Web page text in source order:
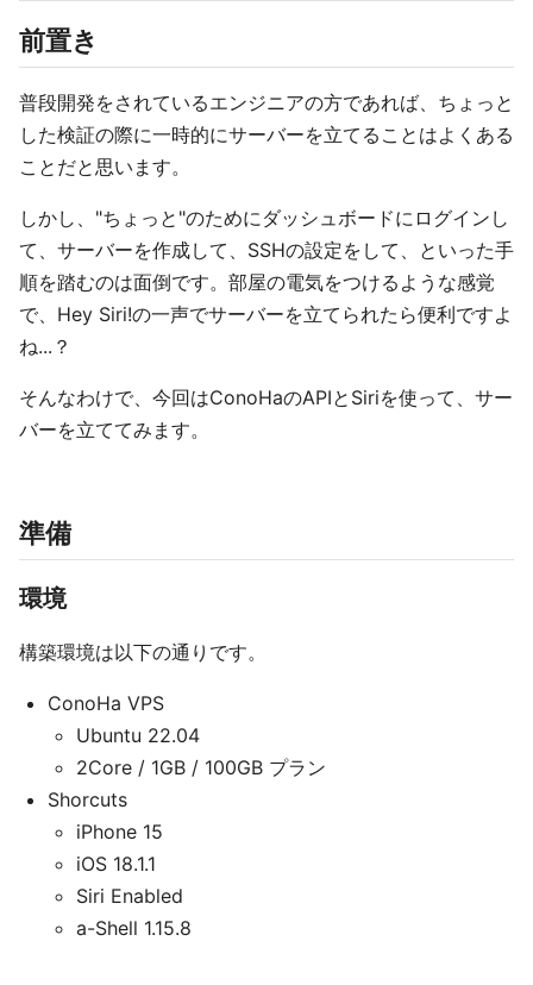
前置き
普段開発をされているエンジニアの方であれば、ちょっと
した検証の際に一時的にサーバーを立てることはよくある
ことだと思います。
しかし、"ちょっと"のためにダッシュボードにログインし
て、サーバーを作成して、SSHの設定をして、といった手
順を踏むのは面倒です。部屋の電気をつけるような感覚
で、Hey Siri!の一声でサーバーを立てられたら便利ですよ
ね...？
そんなわけで、今回はConoHaのAPIとSiriを使って、サー
バーを立ててみます。
準備
環境
構築環境は以下の通りです。
ConoHa VPS
Ubuntu 22.04
2Core / 1GB / 100GB プラン
Shorcuts
iPhone 15
iOS 18.1.1
Siri Enabled
a-Shell 1.15.8